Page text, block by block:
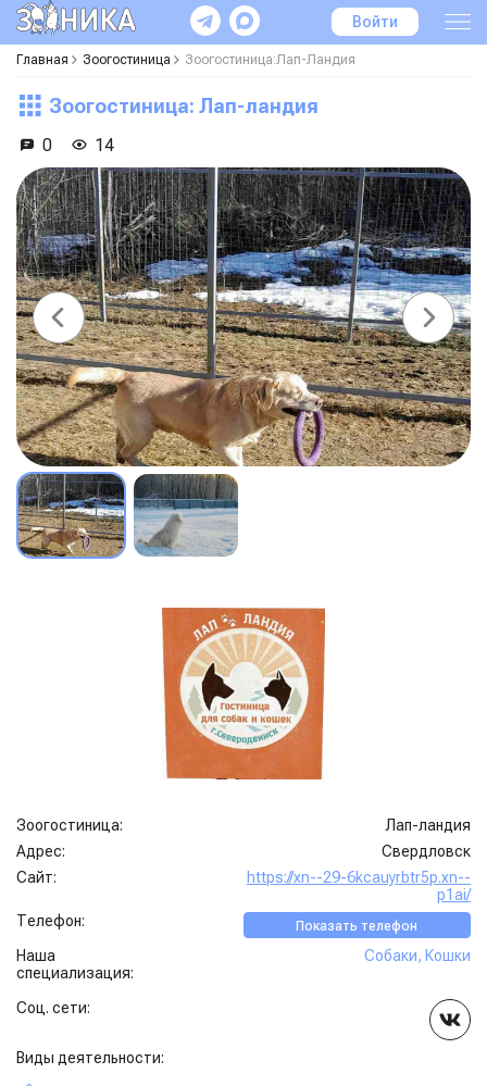
Войти
Главная Зоогостиница Зоогостиница:Лап-Ландия
Зоогостиница: Лап-ландия
0 14
Зоогостиница:
Лап-ландия
Адрес:
Свердловск
Сайт:
https://xn--29-6kcauyrbtr5p.xn--
p1ai/
Телефон:
Показать телефон
Наша
специализация:
Собаки, Кошки
Соц. сети:
Виды деятельности: